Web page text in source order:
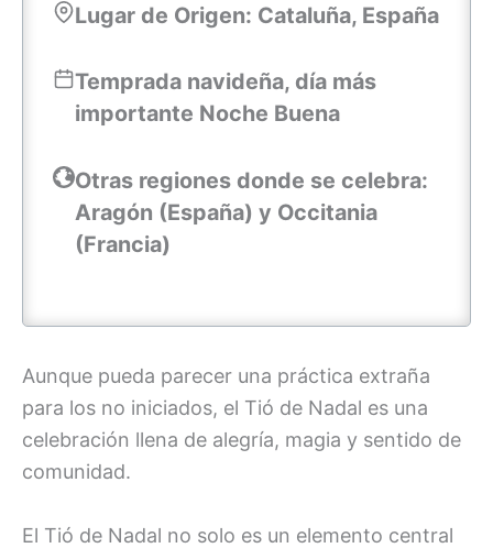
Lugar de Origen: Cataluña, España
Temprada navideña, día más
importante Noche Buena
Otras regiones donde se celebra:
Aragón (España) y Occitania
(Francia)
Aunque pueda parecer una práctica extraña
para los no iniciados, el Tió de Nadal es una
celebración llena de alegría, magia y sentido de
comunidad.
El Tió de Nadal no solo es un elemento central